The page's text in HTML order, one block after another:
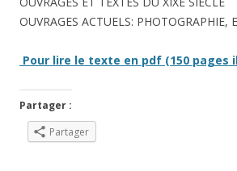
OUVRAGES ACTUELS: PHOTOGRAPHIE,
Pour lire le texte en pdf (150 pages
Partager :
Partager